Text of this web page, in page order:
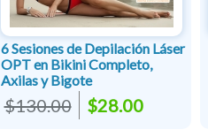
6 Sesiones de Depilación Láser
OPT en Bikini Completo,
Axilas y Bigote
$130.00 $28.00